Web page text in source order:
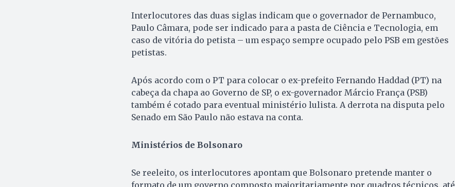
Interlocutores das duas siglas indicam que o governador de Pernambuco,
Paulo Câmara, pode ser indicado para a pasta de Ciência e Tecnologia, em
caso de vitória do petista – um espaço sempre ocupado pelo PSB em gestões
petistas.
Após acordo com o PT para colocar o ex-prefeito Fernando Haddad (PT) na
cabeça da chapa ao Governo de SP, o ex-governador Márcio França (PSB)
também é cotado para eventual ministério lulista. A derrota na disputa pelo
Senado em São Paulo não estava na conta.
Ministérios de Bolsonaro
Se reeleito, os interlocutores apontam que Bolsonaro pretende manter o
formato de um governo composto majoritariamente por quadros técnicos, até